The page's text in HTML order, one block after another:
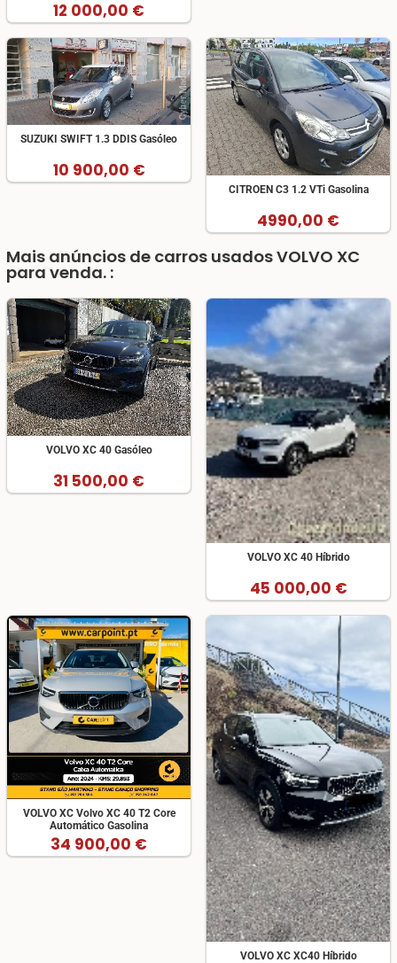
12 000,00 €
SUZUKI SWIFT 1.3 DDIS Gasóleo
10 900,00 €
CITROEN C3 1.2 VTi Gasolina
4990,00 €
Mais anúncios de carros usados VOLVO XC
para venda. :
VOLVO XC 40 Gasóleo
31 500,00 €
VOLVO XC 40 Híbrido
45 000,00 €
VOLVO XC Volvo XC 40 T2 Core
Automático Gasolina
34 900,00 €
VOLVO XC XC40 Híbrido